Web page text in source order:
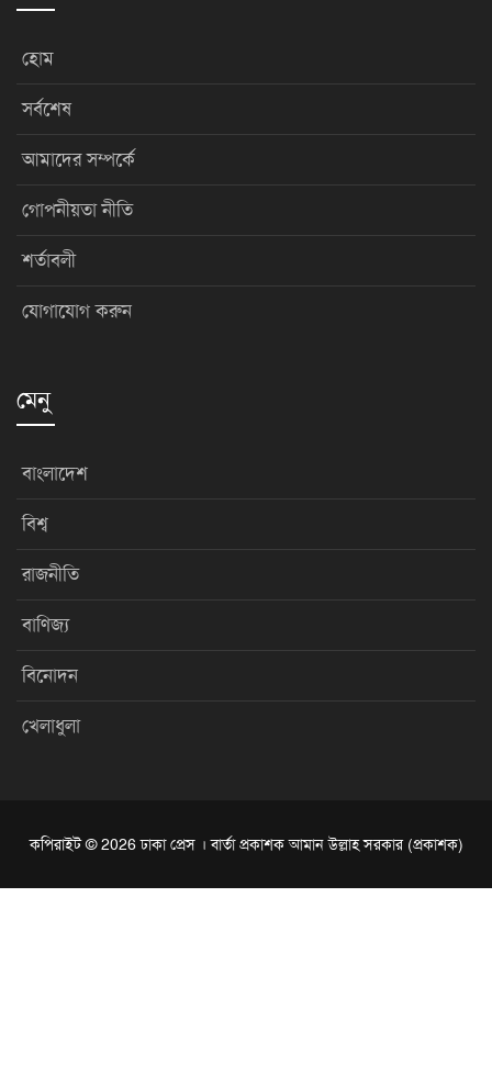
হোম
সর্বশেষ
আমাদের সম্পর্কে
গোপনীয়তা নীতি
শর্তাবলী
যোগাযোগ করুন
মেনু
বাংলাদেশ
বিশ্ব
রাজনীতি
বাণিজ্য
বিনোদন
খেলাধুলা
কপিরাইট © 2026 ঢাকা প্রেস । বার্তা প্রকাশক আমান উল্লাহ সরকার (প্রকাশক)